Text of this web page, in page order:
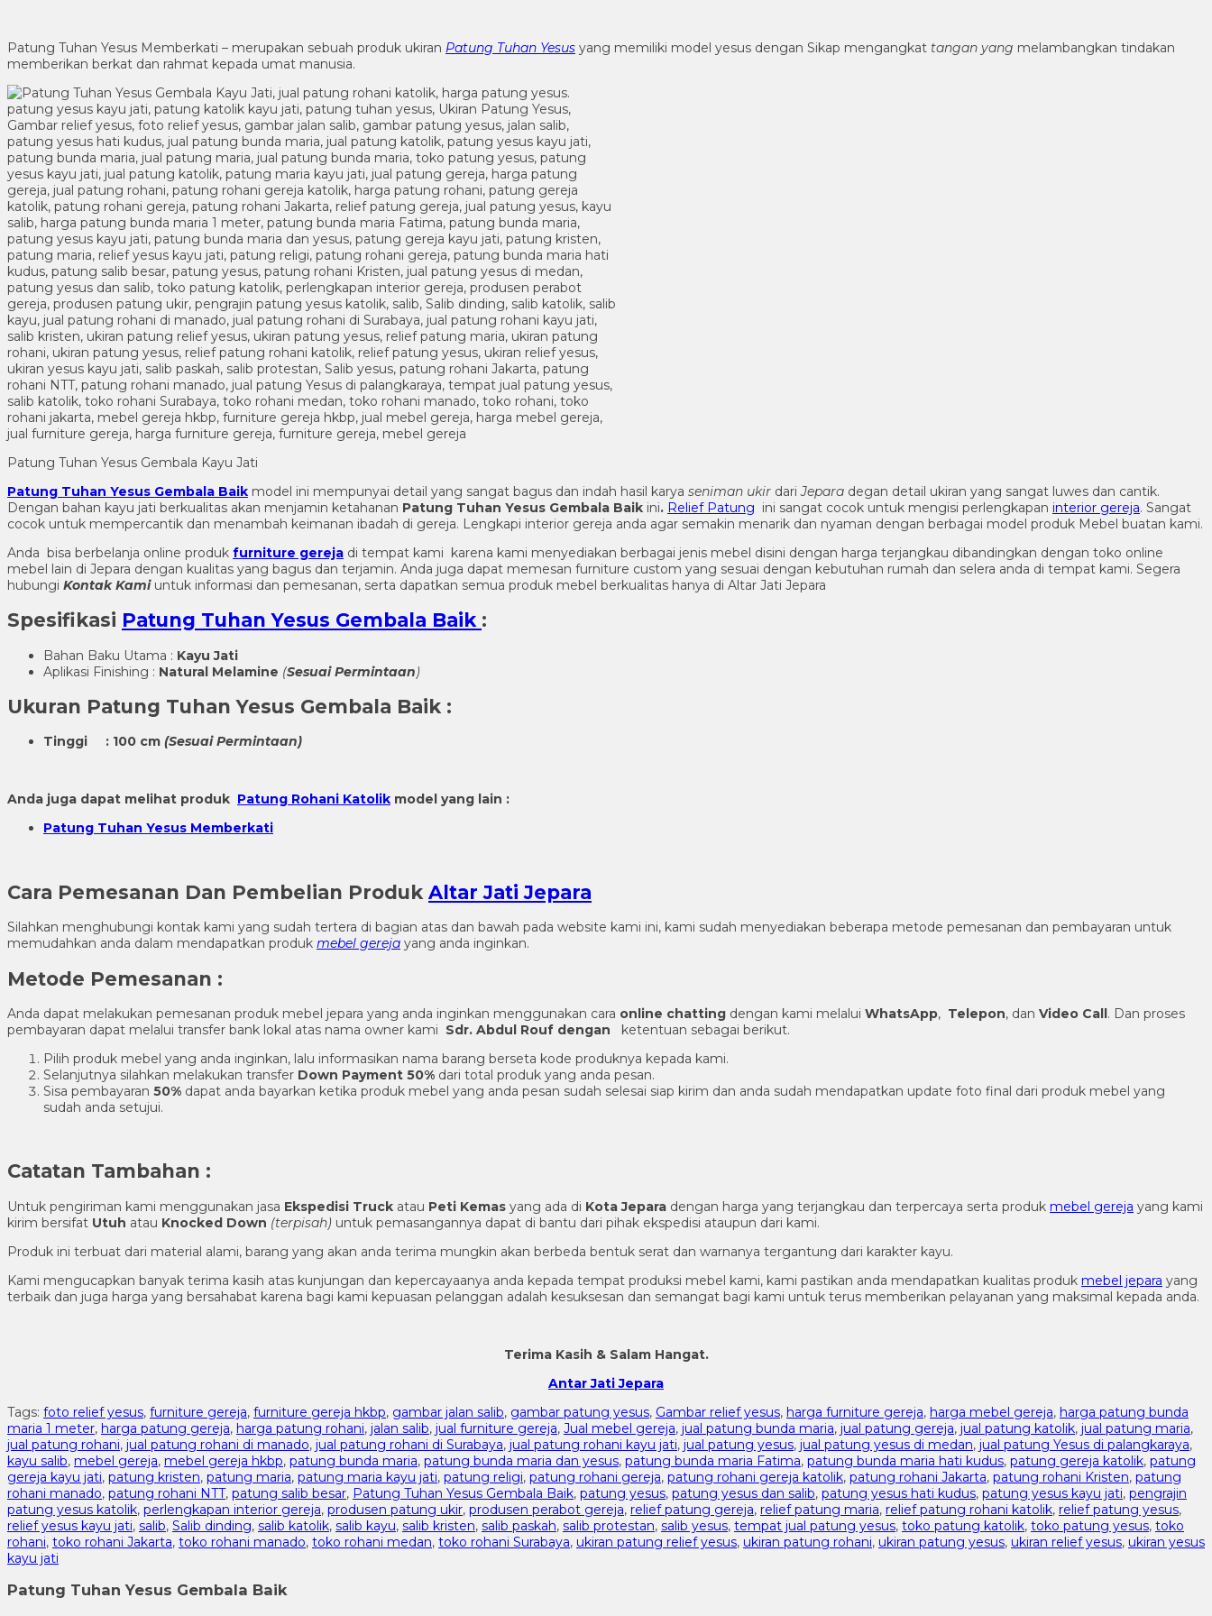
Patung Tuhan Yesus Memberkati – merupakan sebuah produk ukiran Patung Tuhan Yesus yang memiliki model yesus dengan Sikap mengangkat tangan yang melambangkan tindakan
memberikan berkat dan rahmat kepada umat manusia.
Patung Tuhan Yesus Gembala Kayu Jati
Patung Tuhan Yesus Gembala Baik model ini mempunyai detail yang sangat bagus dan indah hasil karya seniman ukir dariJepara degan detail ukiran yang sangat luwes dan cantik.
Dengan bahan kayu jati berkualitas akan menjamin ketahanan Patung Tuhan Yesus Gembala Baik ini. Relief Patung ini sangat cocok untuk mengisi perlengkapan interior gereja. Sangat
cocok untuk mempercantik dan menambah keimanan ibadah di gereja. Lengkapi interior gereja anda agar semakin menarik dan nyaman dengan berbagai model produk Mebel buatan kami.
Anda bisa berbelanja online produk furniture gereja di tempat kami karena kami menyediakan berbagai jenis mebel disini dengan harga terjangkau dibandingkan dengan toko online
mebel lain di Jepara dengan kualitas yang bagus dan terjamin. Anda juga dapat memesan furniture custom yang sesuai dengan kebutuhan rumah dan selera anda di tempat kami. Segera
hubungi Kontak Kamiuntuk informasi dan pemesanan, serta dapatkan semua produk mebel berkualitas hanya di Altar Jati Jepara
Spesifikasi Patung Tuhan Yesus Gembala Baik :
Bahan Baku Utama : Kayu Jati
Aplikasi Finishing : Natural Melamine (Sesuai Permintaan)
Ukuran Patung Tuhan Yesus Gembala Baik :
Tinggi : 100 cm (Sesuai Permintaan)
Anda juga dapat melihat produk Patung Rohani Katolik model yang lain :
Patung Tuhan Yesus Memberkati
Cara Pemesanan Dan Pembelian Produk Altar Jati Jepara
Silahkan menghubungi kontak kami yang sudah tertera di bagian atas dan bawah pada website kami ini, kami sudah menyediakan beberapa metode pemesanan dan pembayaran untuk
memudahkan anda dalam mendapatkan produk mebel gereja yang anda inginkan.
Metode Pemesanan :
Anda dapat melakukan pemesanan produk mebel jepara yang anda inginkan menggunakan cara online chatting dengan kami melalui WhatsApp, Telepon, dan Video Call. Dan proses
pembayaran dapat melalui transfer bank lokal atas nama owner kami Sdr. Abdul Rouf dengan ketentuan sebagai berikut.
Pilih produk mebel yang anda inginkan, lalu informasikan nama barang berseta kode produknya kepada kami.
Selanjutnya silahkan melakukan transfer Down Payment 50% dari total produk yang anda pesan.
Sisa pembayaran 50% dapat anda bayarkan ketika produk mebel yang anda pesan sudah selesai siap kirim dan anda sudah mendapatkan update foto final dari produk mebel yang
sudah anda setujui.
Catatan Tambahan :
Untuk pengiriman kami menggunakan jasa Ekspedisi Truck atau Peti Kemas yang ada di Kota Jepara dengan harga yang terjangkau dan terpercaya serta produk mebel gereja yang kami
kirim bersifat Utuh atau Knocked Down (terpisah) untuk pemasangannya dapat di bantu dari pihak ekspedisi ataupun dari kami.
Produk ini terbuat dari material alami, barang yang akan anda terima mungkin akan berbeda bentuk serat dan warnanya tergantung dari karakter kayu.
Kami mengucapkan banyak terima kasih atas kunjungan dan kepercayaanya anda kepada tempat produksi mebel kami, kami pastikan anda mendapatkan kualitas produk mebel jepara yang
terbaik dan juga harga yang bersahabat karena bagi kami kepuasan pelanggan adalah kesuksesan dan semangat bagi kami untuk terus memberikan pelayanan yang maksimal kepada anda.
Terima Kasih & Salam Hangat.
Antar Jati Jepara
Tags: foto relief yesus, furniture gereja, furniture gereja hkbp, gambar jalan salib, gambar patung yesus, Gambar relief yesus, harga furniture gereja, harga mebel gereja, harga patung bunda
maria 1 meter, harga patung gereja, harga patung rohani, jalan salib, jual furniture gereja, Jual mebel gereja, jual patung bunda maria, jual patung gereja, jual patung katolik, jual patung maria,
jual patung rohani, jual patung rohani di manado, jual patung rohani di Surabaya, jual patung rohani kayu jati, jual patung yesus, jual patung yesus di medan, jual patung Yesus di palangkaraya,
kayu salib, mebel gereja, mebel gereja hkbp, patung bunda maria, patung bunda maria dan yesus, patung bunda maria Fatima, patung bunda maria hati kudus, patung gereja katolik, patung
gereja kayu jati, patung kristen, patung maria, patung maria kayu jati, patung religi, patung rohani gereja, patung rohani gereja katolik, patung rohani Jakarta, patung rohani Kristen, patung
rohani manado, patung rohani NTT, patung salib besar, Patung Tuhan Yesus Gembala Baik, patung yesus, patung yesus dan salib, patung yesus hati kudus, patung yesus kayu jati, pengrajin
patung yesus katolik, perlengkapan interior gereja, produsen patung ukir, produsen perabot gereja, relief patung gereja, relief patung maria, relief patung rohani katolik, relief patung yesus,
relief yesus kayu jati, salib, Salib dinding, salib katolik, salib kayu, salib kristen, salib paskah, salib protestan, salib yesus, tempat jual patung yesus, toko patung katolik, toko patung yesus, toko
rohani, toko rohani Jakarta, toko rohani manado, toko rohani medan, toko rohani Surabaya, ukiran patung relief yesus, ukiran patung rohani, ukiran patung yesus, ukiran relief yesus, ukiran yesus
kayu jati
Patung Tuhan Yesus Gembala Baik